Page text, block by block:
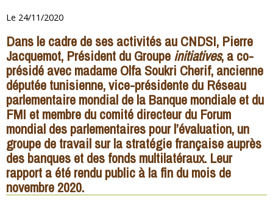
Le 24/11/2020
Dans le cadre de ses activités au CNDSI, Pierre
Jacquemot, Président du Groupe initiatives, a co-
présidé avec madame Olfa Soukri Cherif, ancienne
députée tunisienne, vice-présidente du Réseau
parlementaire mondial de la Banque mondiale et du
FMI et membre du comité directeur du Forum
mondial des parlementaires pour l’évaluation, un
groupe de travail sur la stratégie française auprès
des banques et des fonds multilatéraux. Leur
rapport a été rendu public à la fin du mois de
novembre 2020.